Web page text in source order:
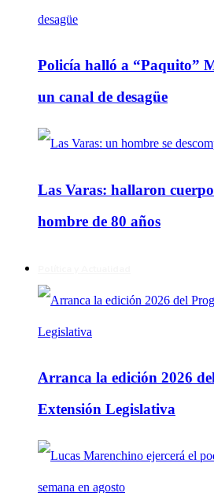
Policía halló a “Paquito”
un canal de desagüe
Las Varas: hallaron
hombre de 80 años
Arranca la edición 2026
Extensión Legislativa